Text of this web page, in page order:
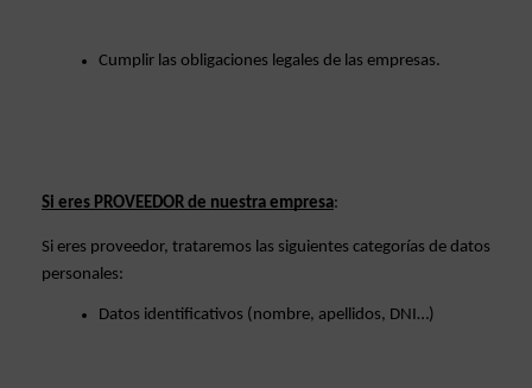
Cumplir las obligaciones legales de las empresas.
Si eres PROVEEDOR de nuestra empresa:
Si eres proveedor, trataremos las siguientes categorías de datos
personales:
Datos identificativos (nombre, apellidos, DNI…)